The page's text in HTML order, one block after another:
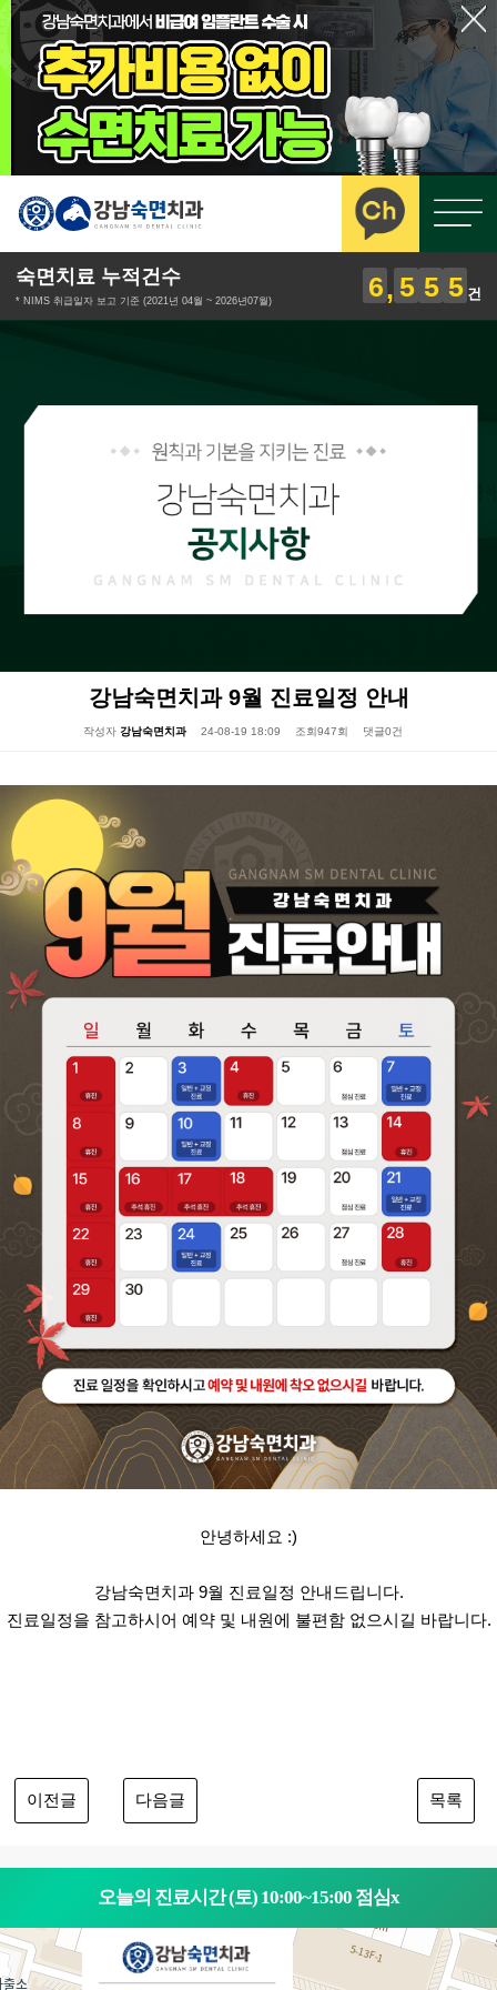
숙면치료 누적건수
* NIMS 취급일자 보고 기준 (2021년 04월 ~ 2026년07월) 6 5 5 5 건
강남숙면치과 9월 진료일정 안내
작성자 강남숙면치과 24-08-19 18:09 조회947회 댓글0건
안녕하세요 :)
강남숙면치과 9월 진료일정 안내드립니다.
진료일정을 참고하시어 예약 및 내원에 불편함 없으시길 바랍니다.
이전글 다음글 목록
오늘의 진료시간 (토) 10:00~15:00 점심x